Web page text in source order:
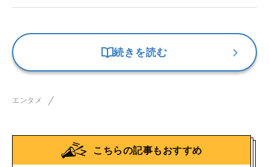
続きを読む
エンタメ
こちらの記事もおすすめ